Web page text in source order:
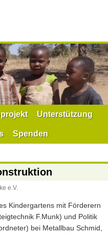
Unterstützung
Spenden
e.V.
Kindergartens mit Förderern
F.Munk) und Politik
bei Metallbau Schmid,